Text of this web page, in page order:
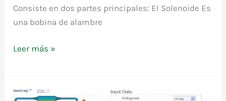
Consiste en dos partes principales: El Solenoide Es
una bobina de alambre
Válvulas
refrigeración
Leer más »